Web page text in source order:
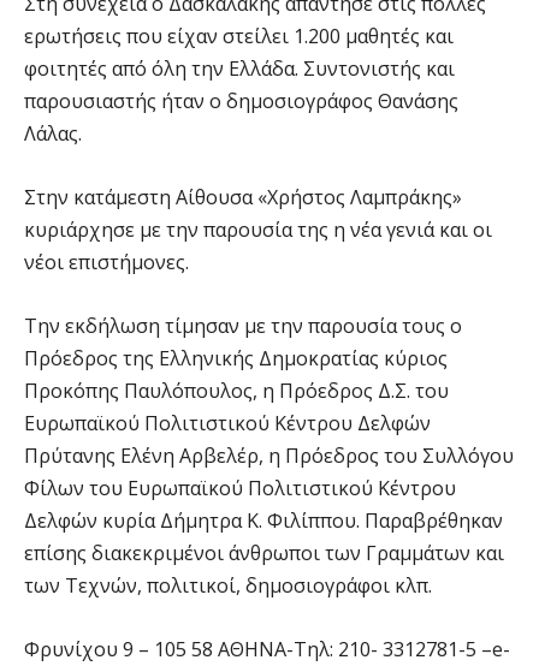
ερωτήσεις που είχαν στείλει 1.200 μαθητές και
φοιτητές από όλη την Ελλάδα. Συντονιστής και
παρουσιαστής ήταν ο δημοσιογράφος Θανάσης
Λάλας.
Στην κατάμεστη Αίθουσα «Χρήστος Λαμπράκης»
κυριάρχησε με την παρουσία της η νέα γενιά και οι
νέοι επιστήμονες.
Την εκδήλωση τίμησαν με την παρουσία τους ο
Πρόεδρος της Ελληνικής Δημοκρατίας κύριος
Προκόπης Παυλόπουλος, η Πρόεδρος Δ.Σ. του
Ευρωπαϊκού Πολιτιστικού Κέντρου Δελφών
Πρύτανης Ελένη Αρβελέρ, η Πρόεδρος του Συλλόγου
Φίλων του Ευρωπαϊκού Πολιτιστικού Κέντρου
Δελφών κυρία Δήμητρα Κ. Φιλίππου. Παραβρέθηκαν
επίσης διακεκριμένοι άνθρωποι των Γραμμάτων και
των Τεχνών, πολιτικοί, δημοσιογράφοι κλπ.
Φρυνίχου 9 – 105 58 ΑΘΗΝΑ-Τηλ: 210- 3312781-5 –e-